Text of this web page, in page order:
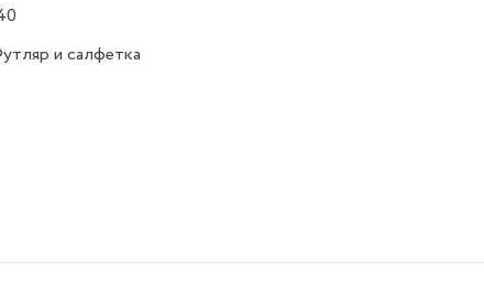
и салфетка